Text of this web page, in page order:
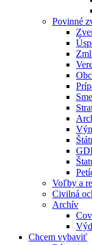
Povinné
Voľby a
Civilná
Archív
Chcem vybaviť